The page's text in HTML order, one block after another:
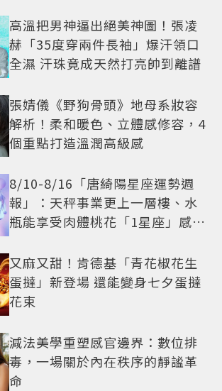
高溫把男神逼出絕美神圖！張凌
赫「35度穿兩件長袖」爆汗領口
全濕 汗珠竟成天然打亮帥到離譜
張婧儀《野狗骨頭》地母系妝容
解析！柔和暖色、立體感修容，4
個重點打造溫潤高級感
8/10-8/16「唐綺陽星座運勢週
報」：天秤事業更上一層樓、水
瓶能享受肉體桃花「1星座」感情
又麻又甜！肯德基「青花椒花生
蛋撻」新登場 還能變身七夕蛋撻
花束
減法美學重塑感官邊界：數位排
毒，一場關於內在秩序的靜謐革
命